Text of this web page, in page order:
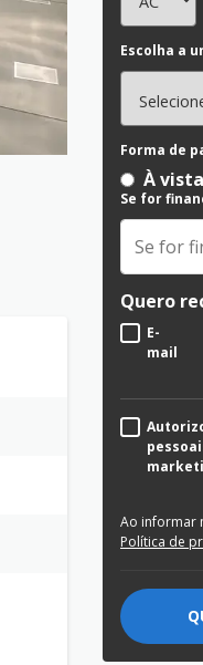
Escolha a
Forma de
À vista
Se for
Quero
E-
mail
Ao informar
Política de